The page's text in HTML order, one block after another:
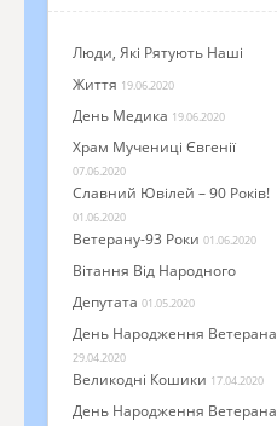
Люди, Які Рятують Наші
Життя 19.06.2020
День Медика 19.06.2020
Храм Мучениці Євгенії
07.06.2020
Славний Ювілей – 90 Років!
01.06.2020
Ветерану-93 Роки 01.06.2020
Вітання Від Народного
Депутата 01.05.2020
День Народження Ветерана
29.04.2020
Великодні Кошики 17.04.2020
День Народження Ветерана